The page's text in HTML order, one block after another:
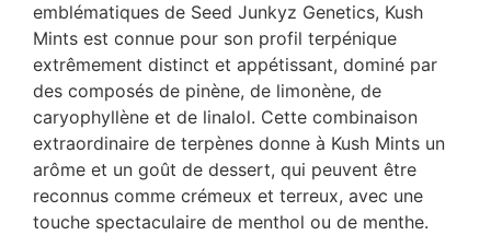
emblématiques de Seed Junkyz Genetics, Kush
Mints est connue pour son profil terpénique
extrêmement distinct et appétissant, dominé par
des composés de pinène, de limonène, de
caryophyllène et de linalol. Cette combinaison
extraordinaire de terpènes donne à Kush Mints un
arôme et un goût de dessert, qui peuvent être
reconnus comme crémeux et terreux, avec une
touche spectaculaire de menthol ou de menthe.